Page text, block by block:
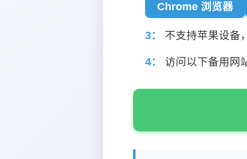
Chrome 浏览器
3： 不支持苹果设备
4： 访问以下备用网